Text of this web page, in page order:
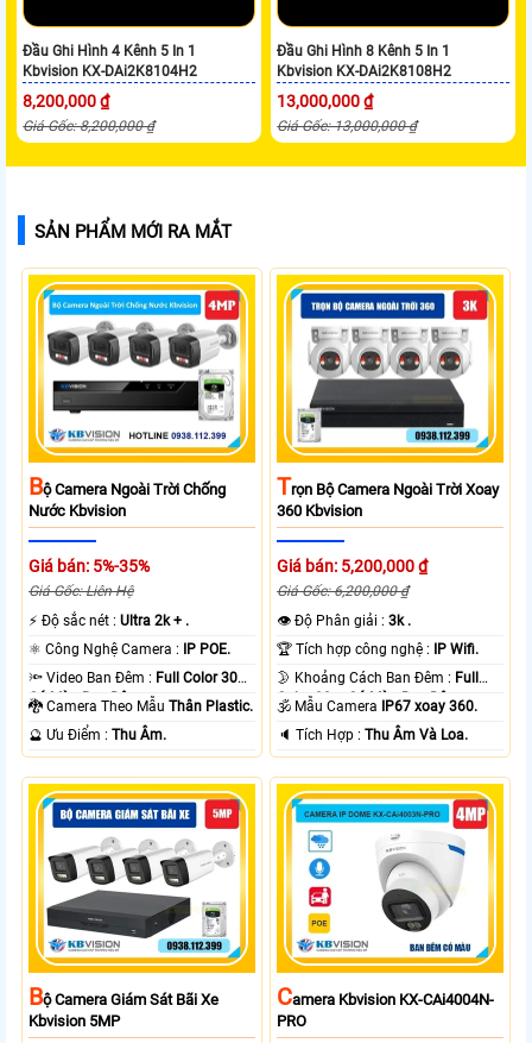
Đầu Ghi Hình 4 Kênh 5 In 1
Kbvision KX-DAi2K8104H2
8,200,000 ₫
Giá Gốc: 8,200,000 ₫
Đầu Ghi Hình 8 Kênh 5 In 1
Kbvision KX-DAi2K8108H2
13,000,000 ₫
Giá Gốc: 13,000,000 ₫
SẢN PHẨM MỚI RA MẮT
BỘ Camera Ngoài Trời Chống
Nước Kbvision
Giá bán: 5%-35%
Giá Gốc: Liên Hệ
️⚡ Độ sắc nét :Ultra 2k + .
⚛️ Công Nghệ Camera :
IP POE.
🔦 Video Ban Đêm : Full Color 30m
Có Màu Ban Ðêm.
🐉️ Camera Theo MẫuThân Plastic.
️🔮 Ưu Điểm :Thu Âm.
TRọn Bộ Camera Ngoài Trời Xoay
360 Kbvision
Giá bán: 5,200,000 ₫
Giá Gốc: 6,200,000 ₫
👁 Độ Phân giải :3k .
🏆 Tích hợp công nghệ :
IP Wifi.
🌛 Khoảng Cách Ban Đêm : Full
Color 30m Có Màu Ban Ðêm.
🕉️ Mẫu Camera
IP67 xoay 360.
️🔈 Tích Hợp :Thu Âm Và Loa.
BỘ Camera Giám Sát Bãi Xe
Kbvision 5MP
CAmera Kbvision KX-CAi4004N-
PRO